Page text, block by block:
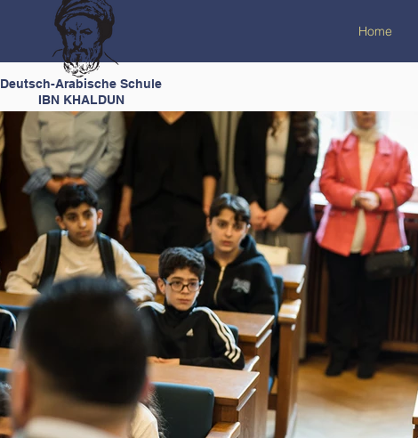
Home
Deutsch-Arabische Schule
IBN KHALDUN